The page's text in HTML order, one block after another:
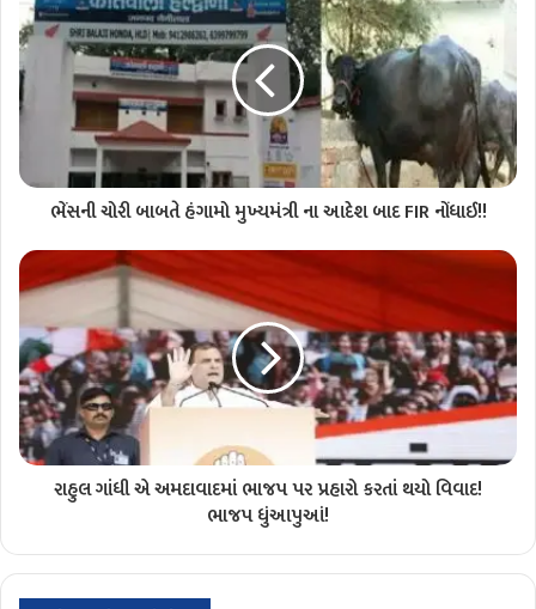
ભેંસની ચોરી બાબતે હંગામો મુખ્યમંત્રી ના આદેશ બાદ FIR નોંધાઈ!!
રાહુલ ગાંધી એ અમદાવાદમાં ભાજપ પર પ્રહારો કરતાં થયો વિવાદ!
ભાજપ ધુંઆપુઆં!